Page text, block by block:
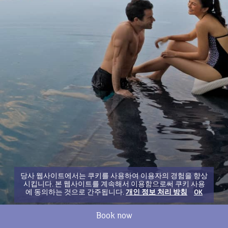
당사 웹사이트에서는 쿠키를 사용하여 이용자의 경험을 향상
시킵니다. 본 웹사이트를 계속해서 이용함으로써 쿠키 사용
에 동의하는 것으로 간주됩니다. 개인 정보 처리 방침 OK
Book now